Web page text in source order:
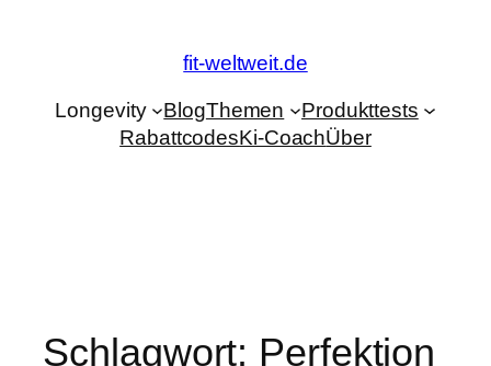
fit-weltweit.de
Longevity BlogThemen
Produkttests
RabattcodesKi-CoachÜber
Schlagwort: Perfektion